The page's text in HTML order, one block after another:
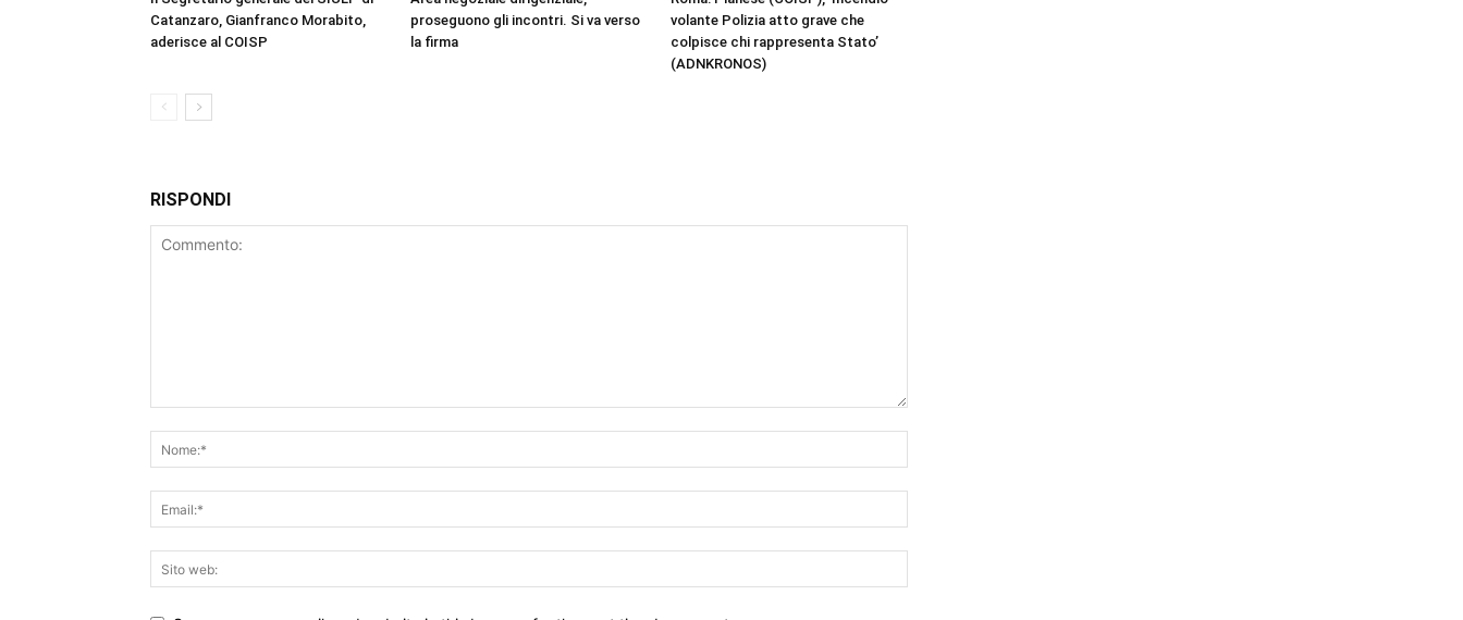
Catanzaro, Gianfranco Morabito,
aderisce al COISP
proseguono gli incontri. Si va verso
la firma
volante Polizia atto grave che
colpisce chi rappresenta Stato’
(ADNKRONOS)
RISPONDI